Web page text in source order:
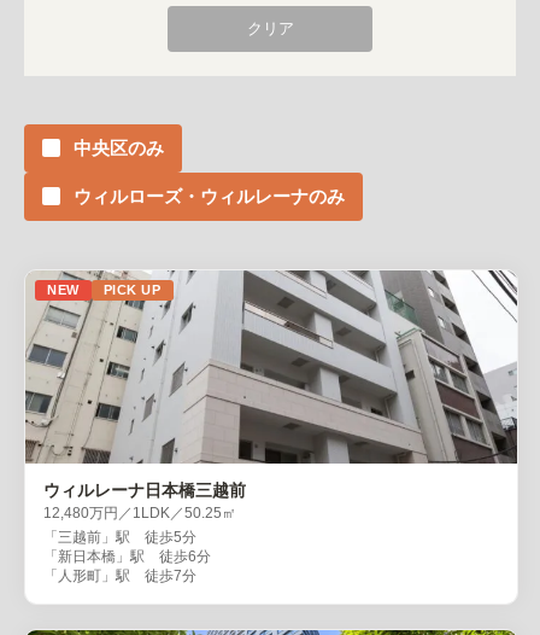
中央区のみ
ウィルローズ・ウィルレーナのみ
NEW PICK UP
ウィルレーナ日本橋三越前
12,480万円／1LDK／50.25㎡
「三越前」駅 徒歩5分
「新日本橋」駅 徒歩6分
「人形町」駅 徒歩7分